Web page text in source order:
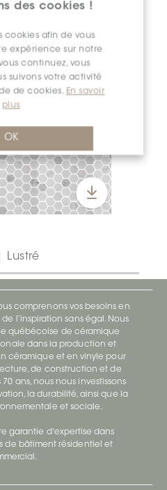
des cookies !
cookies afin de vous
expérience sur notre
continuez, vous
suivons votre activité
de cookies. En savoir
plus
OK
Lustré
comprenons vos besoins en
l’inspiration sans égal. Nous
québécoise de céramique
dans la production et
céramique et en vinyle pour
de construction et de
ans, nous nous investissons
la durabilité, ainsi que la
et sociale.
garantie d'expertise dans
de bâtiment résidentiel et